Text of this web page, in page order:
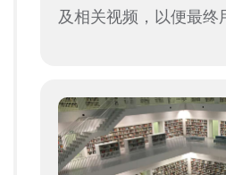
及相关视频，以便最终